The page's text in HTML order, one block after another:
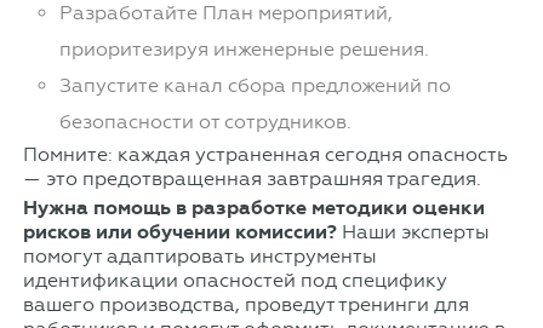
Разработайте План мероприятий,
приоритезируя инженерные решения.
Запустите канал сбора предложений по
безопасности от сотрудников.
Помните: каждая устраненная сегодня опасность
— это предотвращенная завтрашняя трагедия.
Нужна помощь в разработке методики оценки
рисков или обучении комиссии?Наши эксперты
помогут адаптировать инструменты
идентификации опасностей под специфику
вашего производства, проведут тренинги для